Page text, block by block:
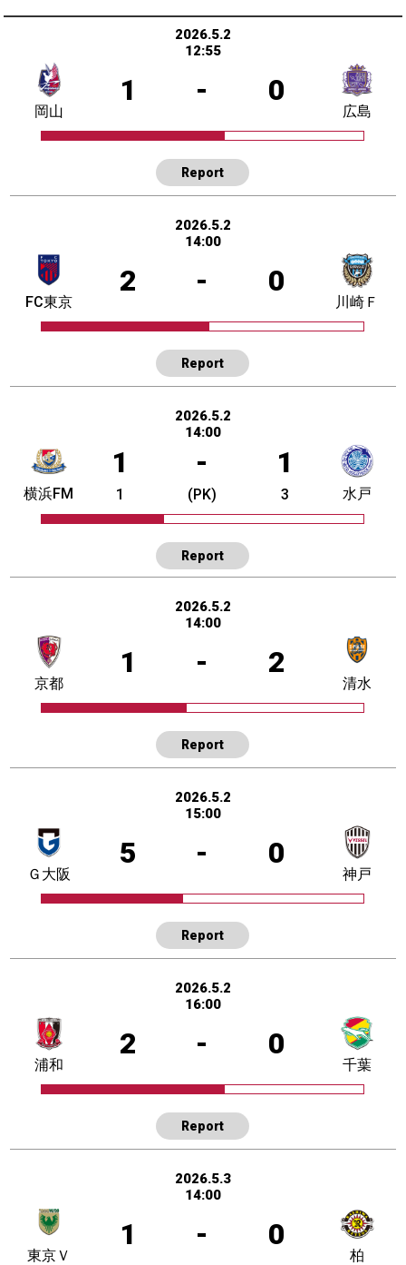
2026.5.2
12:55
1 - 0
岡山 広島
Report
2026.5.2
14:00
2 - 0
FC東京 川崎Ｆ
Report
2026.5.2
14:00
1 - 1
横浜FM 1 (PK) 3 水戸
Report
2026.5.2
14:00
1 - 2
京都 清水
Report
2026.5.2
15:00
5 - 0
Ｇ大阪 神戸
Report
2026.5.2
16:00
2 - 0
浦和 千葉
Report
2026.5.3
14:00
1 - 0
東京Ｖ 柏